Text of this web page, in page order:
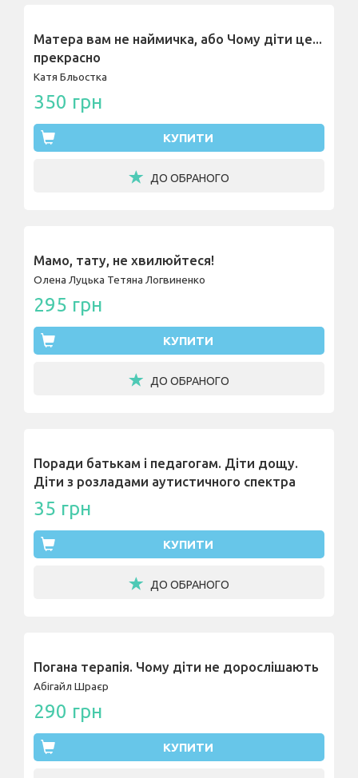
Матера вам не наймичка, або Чому діти це...
прекрасно
Катя Бльостка
350 грн
КУПИТИ
ДО ОБРАНОГО
Мамо, тату, не хвилюйтеся!
Олена Луцька Тетяна Логвиненко
295 грн
КУПИТИ
ДО ОБРАНОГО
Поради батькам і педагогам. Діти дощу.
Діти з розладами аутистичного спектра
35 грн
КУПИТИ
ДО ОБРАНОГО
Погана терапія. Чому діти не дорослішають
Абігайл Шраєр
290 грн
КУПИТИ